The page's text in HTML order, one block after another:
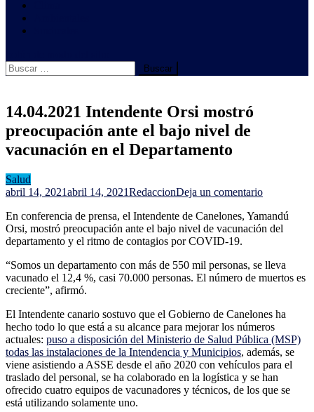
Buscar:
14.04.2021 Intendente Orsi mostró
preocupación ante el bajo nivel de
vacunación en el Departamento
Salud
abril 14, 2021abril 14, 2021RedaccionDeja un comentarioen
Intendente
Orsi
ante
el
de
vacunación
en
el
En conferencia de prensa, el Intendente de Canelones, Yamandú
Orsi, mostró preocupación ante el bajo nivel de vacunación del
departamento y el ritmo de contagios por COVID-19.
“Somos un departamento con más de 550 mil personas, se lleva
vacunado el 12,4 %, casi 70.000 personas. El número de muertos es
creciente”, afirmó.
El Intendente canario sostuvo que el Gobierno de Canelones ha
hecho todo lo que está a su alcance para mejorar los números
actuales: puso a disposición del Ministerio de Salud Pública (MSP)
todas las instalaciones de la Intendencia y Municipios, además, se
viene asistiendo a ASSE desde el año 2020 con vehículos para el
traslado del personal, se ha colaborado en la logística y se han
ofrecido cuatro equipos de vacunadores y técnicos, de los que se
está utilizando solamente uno.